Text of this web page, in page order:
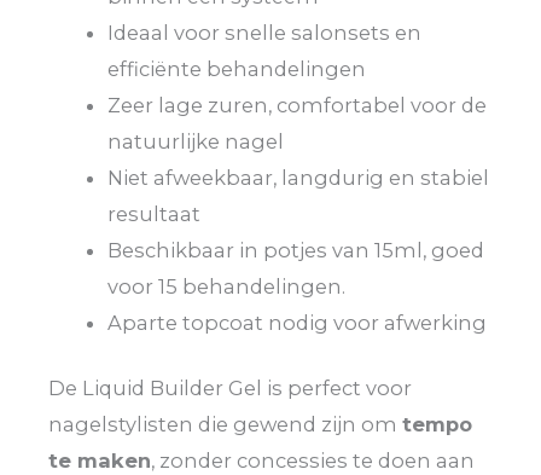
Ideaal voor snelle salonsets en
efficiënte behandelingen
Zeer lage zuren, comfortabel voor de
natuurlijke nagel
Niet afweekbaar, langdurig en stabiel
resultaat
Beschikbaar in potjes van 15ml, goed
voor 15 behandelingen.
Aparte topcoat nodig voor afwerking
De Liquid Builder Gel is perfect voor
nagelstylisten die gewend zijn om tempo
te maken, zonder concessies te doen aan